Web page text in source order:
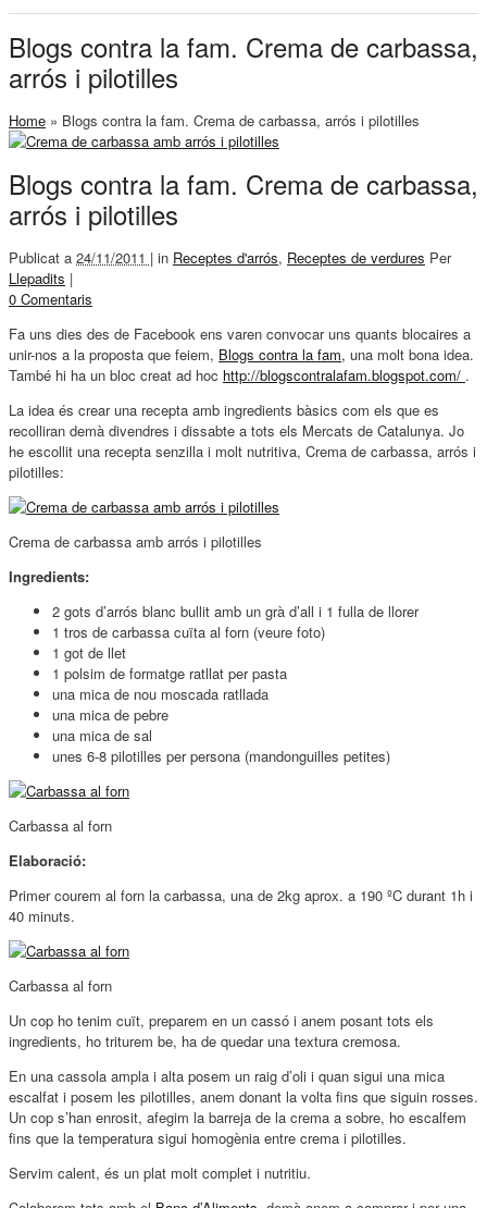
Blogs contra la fam. Crema de carbassa,
arrós i pilotilles
Home » Blogs contra la fam. Crema de carbassa, arrós i pilotilles
Blogs contra la fam. Crema de carbassa,
arrós i pilotilles
Publicat a 24/11/2011 | in Receptes d'arrós, Receptes de verdures Per
Llepadits |
0 Comentaris
Fa uns dies des de Facebook ens varen convocar uns quants blocaires a
unir-nos a la proposta que feiem, Blogs contra la fam, una molt bona idea.
També hi ha un bloc creat ad hoc http://blogscontralafam.blogspot.com/ .
La idea és crear una recepta amb ingredients bàsics com els que es
recolliran demà divendres i dissabte a tots els Mercats de Catalunya. Jo
he escollit una recepta senzilla i molt nutritiva, Crema de carbassa, arrós i
pilotilles:
Crema de carbassa amb arrós i pilotilles
Ingredients:
2 gots d’arrós blanc bullit amb un grà d’all i 1 fulla de llorer
1 tros de carbassa cuïta al forn (veure foto)
1 got de llet
1 polsim de formatge ratllat per pasta
una mica de nou moscada ratllada
una mica de pebre
una mica de sal
unes 6-8 pilotilles per persona (mandonguilles petites)
Carbassa al forn
Elaboració:
Primer courem al forn la carbassa, una de 2kg aprox. a 190 ºC durant 1h i
40 minuts.
Carbassa al forn
Un cop ho tenim cuït, preparem en un cassó i anem posant tots els
ingredients, ho triturem be, ha de quedar una textura cremosa.
En una cassola ampla i alta posem un raig d’oli i quan sigui una mica
escalfat i posem les pilotilles, anem donant la volta fins que siguin rosses.
Un cop s’han enrosit, afegim la barreja de la crema a sobre, ho escalfem
fins que la temperatura sigui homogènia entre crema i pilotilles.
Servim calent, és un plat molt complet i nutritiu.